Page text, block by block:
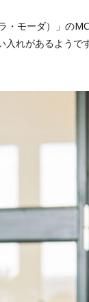
モーダ）」の
れがあるようで